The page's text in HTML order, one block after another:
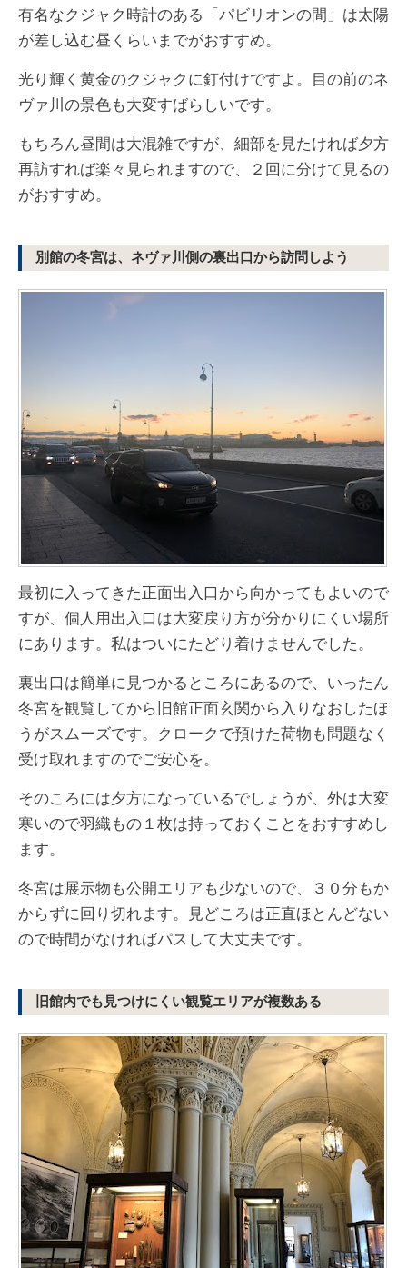
有名なクジャク時計のある「パビリオンの間」は太陽
が差し込む昼くらいまでがおすすめ。
光り輝く黄金のクジャクに釘付けですよ。目の前のネ
ヴァ川の景色も大変すばらしいです。
もちろん昼間は大混雑ですが、細部を見たければ夕方
再訪すれば楽々見られますので、２回に分けて見るの
がおすすめ。
別館の冬宮は、ネヴァ川側の裏出口から訪問しよう
最初に入ってきた正面出入口から向かってもよいので
すが、個人用出入口は大変戻り方が分かりにくい場所
にあります。私はついにたどり着けませんでした。
裏出口は簡単に見つかるところにあるので、いったん
冬宮を観覧してから旧館正面玄関から入りなおしたほ
うがスムーズです。クロークで預けた荷物も問題なく
受け取れますのでご安心を。
そのころには夕方になっているでしょうが、外は大変
寒いので羽織もの１枚は持っておくことをおすすめし
ます。
冬宮は展示物も公開エリアも少ないので、３０分もか
からずに回り切れます。見どころは正直ほとんどない
ので時間がなければパスして大丈夫です。
旧館内でも見つけにくい観覧エリアが複数ある